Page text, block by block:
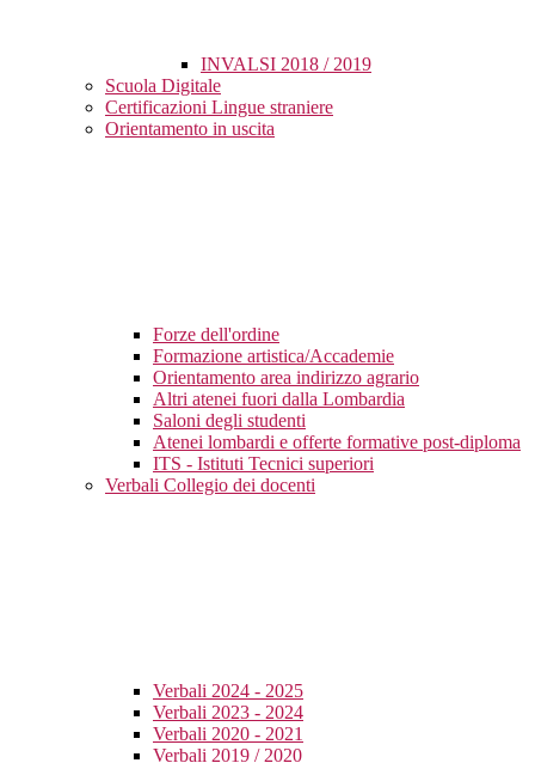
INVALSI 2018 / 2019
Scuola Digitale
Certificazioni Lingue straniere
Orientamento in uscita
Forze dell'ordine
Formazione artistica/Accademie
Orientamento area indirizzo agrario
Altri atenei fuori dalla Lombardia
Saloni degli studenti
Atenei lombardi e offerte formative post-diploma
ITS - Istituti Tecnici superiori
Verbali Collegio dei docenti
Verbali 2024 - 2025
Verbali 2023 - 2024
Verbali 2020 - 2021
Verbali 2019 / 2020